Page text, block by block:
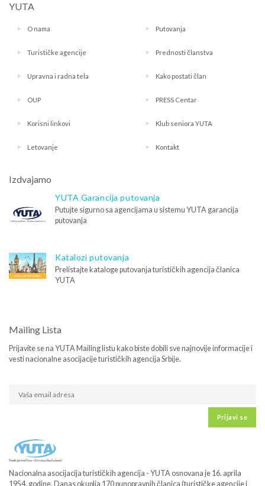
YUTA
O nama Putovanja
Turističke agencije Prednosti članstva
Upravna i radna tela Kako postati član
OUP PRESS Centar
Korisni linkovi Klub seniora YUTA
Letovanje Kontakt
Izdvajamo
YUTA Garancija putovanja
Putujte sigurno sa agencijama u sistemu YUTA garancija
putovanja
Katalozi putovanja
Prelistajte kataloge putovanja turističkih agencija članica
YUTA
Mailing Lista
Prijavite se na YUTA Mailing listu kako biste dobili sve najnovije informacije i
vesti nacionalne asocijacije turističkih agencija Srbije.
Prijavi se
Nacionalna asocijacija turističkih agencija - YUTA osnovana je 16. aprila
1954. godine. Danas okuplja 170 punopravnih članica (turističke agencije i